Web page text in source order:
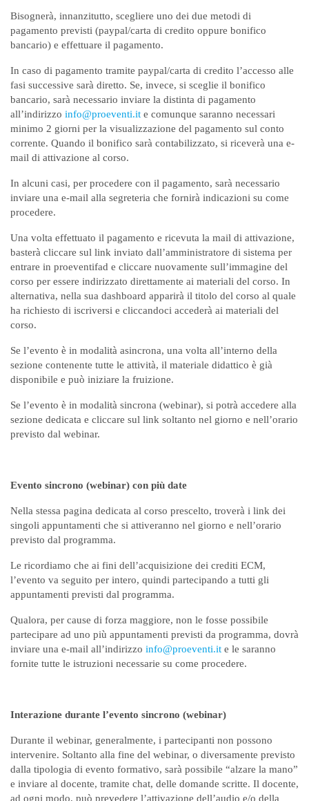
Bisognerà, innanzitutto, scegliere uno dei due metodi di
pagamento previsti (paypal/carta di credito oppure bonifico
bancario) e effettuare il pagamento.
In caso di pagamento tramite paypal/carta di credito l’accesso alle
fasi successive sarà diretto. Se, invece, si sceglie il bonifico
bancario, sarà necessario inviare la distinta di pagamento
all’indirizzo info@proeventi.it e comunque saranno necessari
minimo 2 giorni per la visualizzazione del pagamento sul conto
corrente. Quando il bonifico sarà contabilizzato, si riceverà una e-
mail di attivazione al corso.
In alcuni casi, per procedere con il pagamento, sarà necessario
inviare una e-mail alla segreteria che fornirà indicazioni su come
procedere.
Una volta effettuato il pagamento e ricevuta la mail di attivazione,
basterà cliccare sul link inviato dall’amministratore di sistema per
entrare in proeventifad e cliccare nuovamente sull’immagine del
corso per essere indirizzato direttamente ai materiali del corso. In
alternativa, nella sua dashboard apparirà il titolo del corso al quale
ha richiesto di iscriversi e cliccandoci accederà ai materiali del
corso.
Se l’evento è in modalità asincrona, una volta all’interno della
sezione contenente tutte le attività, il materiale didattico è già
disponibile e può iniziare la fruizione.
Se l’evento è in modalità sincrona (webinar), si potrà accedere alla
sezione dedicata e cliccare sul link soltanto nel giorno e nell’orario
previsto dal webinar.
Evento sincrono (webinar) con più date
Nella stessa pagina dedicata al corso prescelto, troverà i link dei
singoli appuntamenti che si attiveranno nel giorno e nell’orario
previsto dal programma.
Le ricordiamo che ai fini dell’acquisizione dei crediti ECM,
l’evento va seguito per intero, quindi partecipando a tutti gli
appuntamenti previsti dal programma.
Qualora, per cause di forza maggiore, non le fosse possibile
partecipare ad uno più appuntamenti previsti da programma, dovrà
inviare una e-mail all’indirizzo info@proeventi.it e le saranno
fornite tutte le istruzioni necessarie su come procedere.
Interazione durante l’evento sincrono (webinar)
Durante il webinar, generalmente, i partecipanti non possono
intervenire. Soltanto alla fine del webinar, o diversamente previsto
dalla tipologia di evento formativo, sarà possibile “alzare la mano”
e inviare al docente, tramite chat, delle domande scritte. Il docente,
ad ogni modo, può prevedere l’attivazione dell’audio e/o della